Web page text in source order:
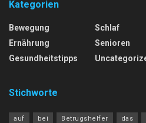
Kategorien
Bewegung
Ernährung
Gesundheitstipps
Schlaf
Senioren
Stichworte
auf bei Betrugshelfer das